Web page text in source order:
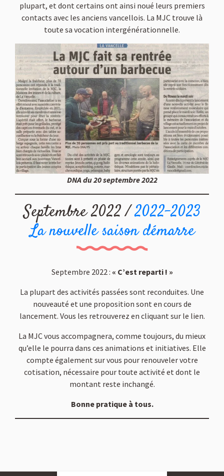
plupart, et dont certains ont ainsi noué leurs premiers
contacts avec les anciens vancellois. La MJC trouve là
toute sa vocation intergénérationnelle.
DNA du 20 septembre 2022
Septembre 2022 /2022-2023
La nouvelle saison démarre
Septembre 2022 : « C’est reparti ! »
La plupart des activités passées sont reconduites. Une
nouveauté et une proposition sont en cours de
lancement. Vous les retrouverez en cliquant sur le lien.
La MJC vous accompagnera, comme toujours, du mieux
qu’elle le pourra dans ces animations et initiatives. Elle
compte également sur vous pour renouveler votre
cotisation, nécessaire pour toute activité et dont le
montant reste inchangé.
Bonne pratique à tous.